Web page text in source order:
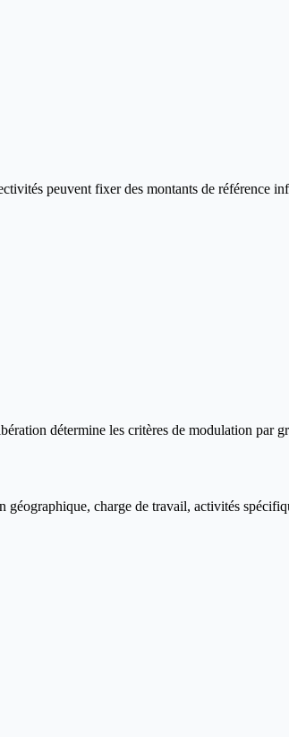
peuvent fixer des montants de référence
détermine les critères de modulation par
géographique, charge de travail, activités